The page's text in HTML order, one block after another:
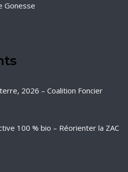
Gonesse
2026 – Coalition Foncier
100 % bio – Réorienter la ZAC